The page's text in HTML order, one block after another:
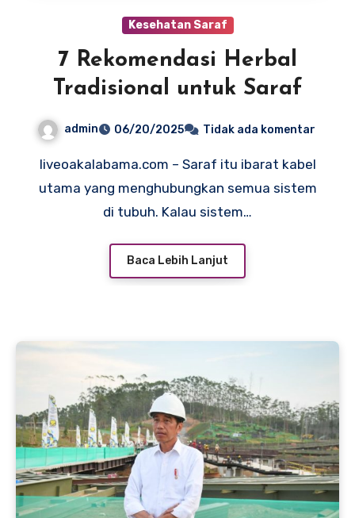
Kesehatan Saraf
7 Rekomendasi Herbal
Tradisional untuk Saraf
admin 06/20/2025 Tidak ada komentar
liveoakalabama.com – Saraf itu ibarat kabel
utama yang menghubungkan semua sistem
di tubuh. Kalau sistem…
Baca Lebih Lanjut